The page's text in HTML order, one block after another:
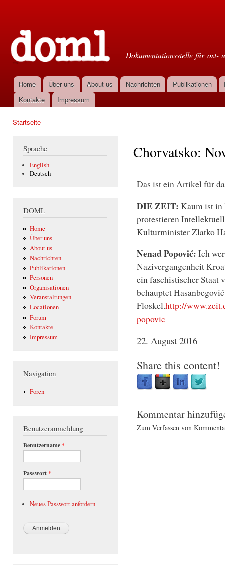
Dokumentationsstelle für ost-
Hauptmenü
Home Über uns About us Nachrichten Publikationen
Kontakte
Impressum
Startseite
Sprache
English
Deutsch
DOML
Home
Über uns
About us
Nachrichten
Publikationen
Personen
Organisationen
Veranstaltungen
Locationen
Forum
Kontakte
Impressum
Navigation
Foren
Benutzeranmeldung
Benutzername*
Passwort*
Neues Passwort anfordern
Chorvatsko:
Das ist ein Artikel für
DIE ZEIT: Kaum ist
protestieren
Kulturminister Zlatko
Nenad Popović: Ich
Nazivergangenheit
ein faschistischer Staat
behauptet
Floskel.http://
popovic
22. August 2016
Share this content!
Kommentar
Zum Verfassen von